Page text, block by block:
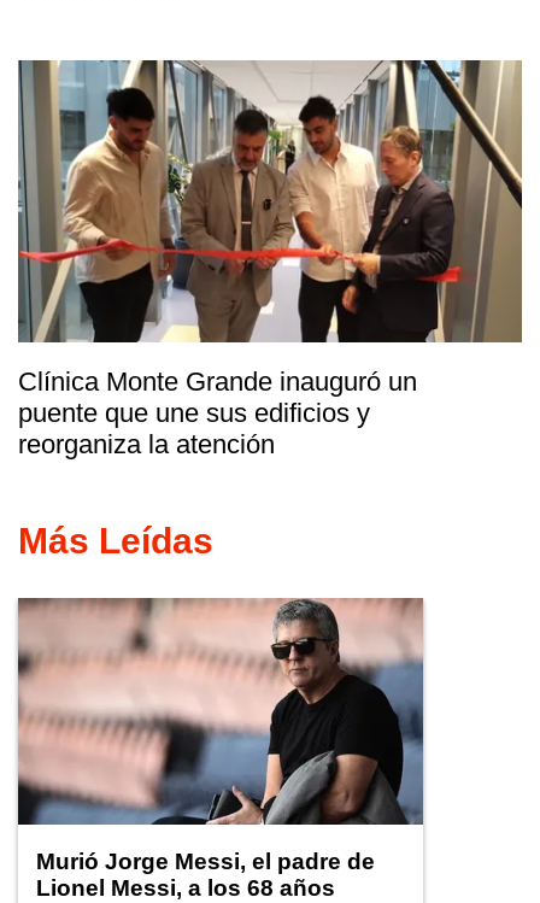
Clínica Monte Grande inauguró un
puente que une sus edificios y
reorganiza la atención
Más Leídas
Murió Jorge Messi, el padre de
Lionel Messi, a los 68 años